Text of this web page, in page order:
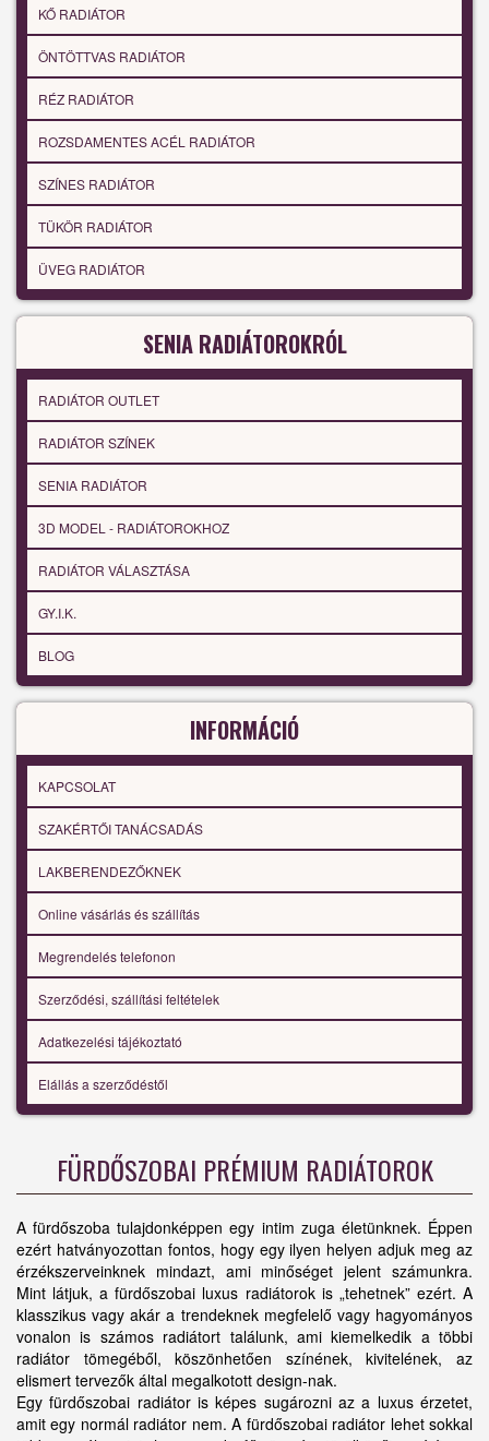
KŐ RADIÁTOR
ÖNTÖTTVAS RADIÁTOR
RÉZ RADIÁTOR
ROZSDAMENTES ACÉL RADIÁTOR
SZÍNES RADIÁTOR
TÜKÖR RADIÁTOR
ÜVEG RADIÁTOR
SENIA RADIÁTOROKRÓL
RADIÁTOR OUTLET
RADIÁTOR SZÍNEK
SENIA RADIÁTOR
3D MODEL - RADIÁTOROKHOZ
RADIÁTOR VÁLASZTÁSA
GY.I.K.
BLOG
INFORMÁCIÓ
KAPCSOLAT
SZAKÉRTŐI TANÁCSADÁS
LAKBERENDEZŐKNEK
Online vásárlás és szállítás
Megrendelés telefonon
Szerződési, szállítási feltételek
Adatkezelési tájékoztató
Elállás a szerződéstől
FÜRDŐSZOBAI PRÉMIUM RADIÁTOROK
A fürdőszoba tulajdonképpen egy intim zuga életünknek. Éppen
ezért hatványozottan fontos, hogy egy ilyen helyen adjuk meg az
érzékszerveinknek mindazt, ami minőséget jelent számunkra.
Mint látjuk, a fürdőszobai luxus radiátorok is „tehetnek” ezért. A
klasszikus vagy akár a trendeknek megfelelő vagy hagyományos
vonalon is számos radiátort találunk, ami kiemelkedik a többi
radiátor tömegéből, köszönhetően színének, kivitelének, az
elismert tervezők által megalkotott design-nak.
Egy fürdőszobai radiátor is képes sugározni az a luxus érzetet,
amit egy normál radiátor nem. A fürdőszobai radiátor lehet sokkal